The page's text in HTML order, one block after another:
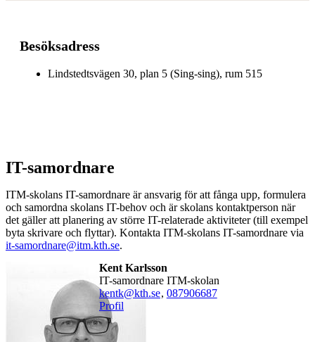
Besöksadress
Lindstedtsvägen 30, plan 5 (Sing-sing), rum 515
IT-samordnare
ITM-skolans IT-samordnare är ansvarig för att fånga upp, formulera
och samordna skolans IT-behov och är skolans kontaktperson när
det gäller att planering av större IT-relaterade aktiviteter (till exempel
byta skrivare och flyttar). Kontakta ITM-skolans IT-samordnare via
it-samordnare@itm.kth.se.
Kent Karlsson
IT-samordnare ITM-skolan
kentk@kth.se, 087906687
Profil